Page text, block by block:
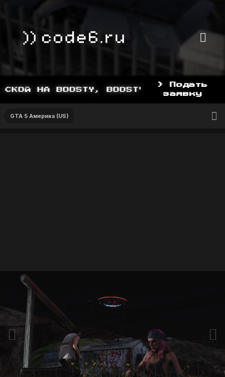
НА BOOSTY, BOOSTY.TO/YDDY
> Подать
заявку
GTA 5 Америка (US)